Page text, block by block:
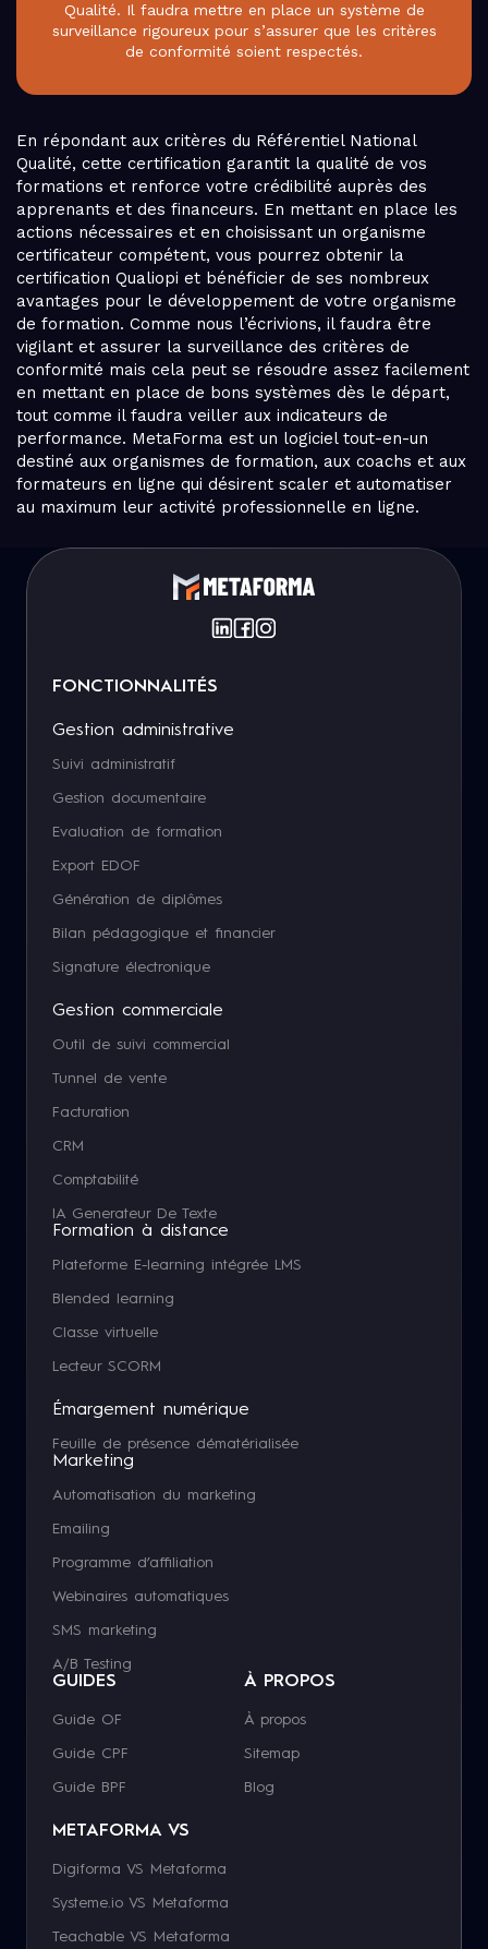
Qualité. Il faudra mettre en place un système de
surveillance rigoureux pour s’assurer que les critères
de conformité soient respectés.
En répondant aux critères du Référentiel National
Qualité, cette certification garantit la qualité de vos
formations et renforce votre crédibilité auprès des
apprenants et des financeurs. En mettant en place les
actions nécessaires et en choisissant un organisme
certificateur compétent, vous pourrez obtenir la
certification Qualiopi et bénéficier de ses nombreux
avantages pour le développement de votre organisme
de formation. Comme nous l’écrivions, il faudra être
vigilant et assurer la surveillance des critères de
conformité mais cela peut se résoudre assez facilement
en mettant en place de bons systèmes dès le départ,
tout comme il faudra veiller aux indicateurs de
performance. MetaForma est un logiciel tout-en-un
destiné aux organismes de formation, aux coachs et aux
formateurs en ligne qui désirent scaler et automatiser
au maximum leur activité professionnelle en ligne.
FONCTIONNALITÉS
Gestion administrative
Suivi administratif
Gestion documentaire
Evaluation de formation
Export EDOF
Génération de diplômes
Bilan pédagogique et financier
Signature électronique
Gestion commerciale
Outil de suivi commercial
Tunnel de vente
Facturation
CRM
Comptabilité
IA Generateur De Texte
Formation à distance
Plateforme E-learning intégrée LMS
Blended learning
Classe virtuelle
Lecteur SCORM
Émargement numérique
Feuille de présence dématérialisée
Marketing
Automatisation du marketing
Emailing
Programme d’affiliation
Webinaires automatiques
SMS marketing
A/B Testing
GUIDES
Guide OF
Guide CPF
Guide BPF
À PROPOS
À propos
Sitemap
Blog
METAFORMA VS
Digiforma VS Metaforma
Systeme.io VS Metaforma
Teachable VS Metaforma